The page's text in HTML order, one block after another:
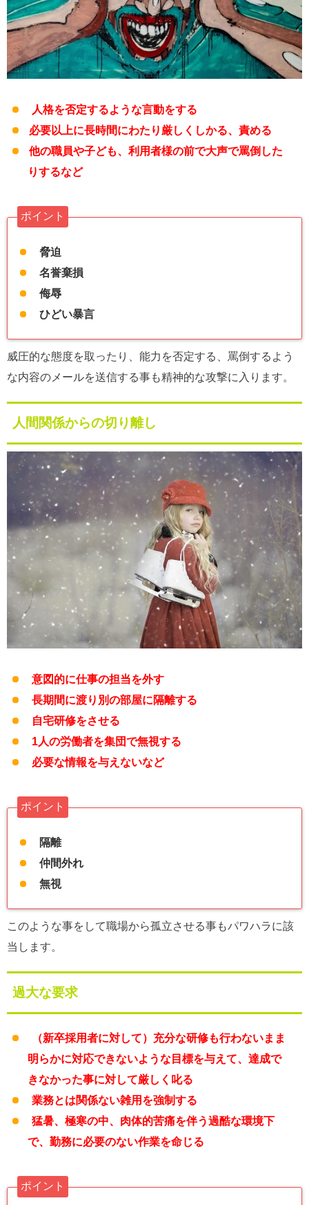
人格を否定するような言動をする
必要以上に長時間にわたり厳しくしかる、責める
他の職員や子ども、利用者様の前で大声で罵倒した
りするなど
ポイント
脅迫
名誉棄損
侮辱
ひどい暴言
威圧的な態度を取ったり、能力を否定する、罵倒するよう
な内容のメールを送信する事も精神的な攻撃に入ります。
人間関係からの切り離し
意図的に仕事の担当を外す
長期間に渡り別の部屋に隔離する
自宅研修をさせる
1人の労働者を集団で無視する
必要な情報を与えないなど
ポイント
隔離
仲間外れ
無視
このような事をして職場から孤立させる事もパワハラに該
当します。
過大な要求
（新卒採用者に対して）充分な研修も行わないまま
明らかに対応できないような目標を与えて、達成で
きなかった事に対して厳しく叱る
業務とは関係ない雑用を強制する
猛暑、極寒の中、肉体的苦痛を伴う過酷な環境下
で、勤務に必要のない作業を命じる
ポイント